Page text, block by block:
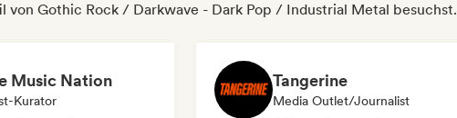
von Gothic Rock / Darkwave - Dark Pop / Industrial Metal besuchst.
Music Nation
Kurator
Tangerine
Media Outlet/Journalist